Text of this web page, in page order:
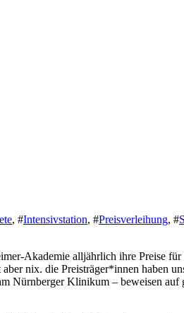
, #Intensivstation, #Preisverleihung, #
Akademie alljährlich ihre Preise
nix. die Preisträger*innen haben
Nürnberger Klinikum – beweisen auf